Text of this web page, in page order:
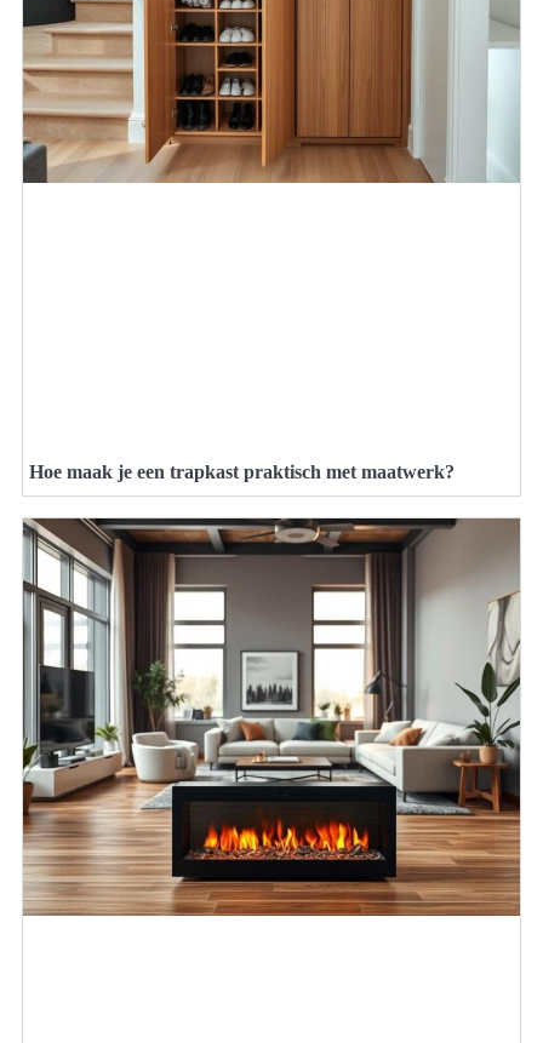
Hoe maak je een trapkast praktisch met maatwerk?